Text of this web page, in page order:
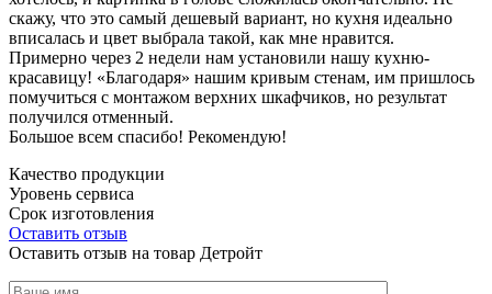
скажу, что это самый дешевый вариант, но кухня идеально
вписалась и цвет выбрала такой, как мне нравится.
Примерно через 2 недели нам установили нашу кухню-
красавицу! «Благодаря» нашим кривым стенам, им пришлось
помучиться с монтажом верхних шкафчиков, но результат
получился отменный.
Большое всем спасибо! Рекомендую!
Качество продукции
Уровень сервиса
Срок изготовления
Оставить отзыв
Оставить отзыв на товар Детройт